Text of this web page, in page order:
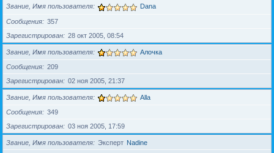
Звание, Имя пользователя Dana
Сообщения
357
Зарегистрирован
28 окт 2005, 08:54
Звание, Имя пользователя Алочка
Сообщения
209
Зарегистрирован
02 ноя 2005, 21:37
Звание, Имя пользователя Alla
Сообщения
349
Зарегистрирован
03 ноя 2005, 17:59
Звание, Имя пользователя Эксперт Nadine